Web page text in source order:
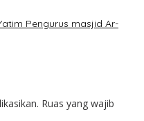
Pengurus masjid Ar-
Ruas yang wajib